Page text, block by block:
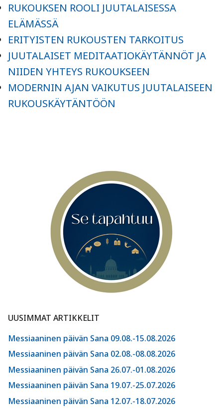
RUKOUKSEN ROOLI JUUTALAISESSA
ELÄMÄSSÄ
ERITYISTEN RUKOUSTEN TARKOITUS
JUUTALAISET MEDITAATIOKÄYTÄNNÖT JA
NIIDEN YHTEYS RUKOUKSEEN
MODERNIN AJAN VAIKUTUS JUUTALAISEEN
RUKOUSKÄYTÄNTÖÖN
UUSIMMAT ARTIKKELIT
Messiaaninen päivän Sana 09.08.-15.08.2026
Messiaaninen päivän Sana 02.08.-08.08.2026
Messiaaninen päivän Sana 26.07.-01.08.2026
Messiaaninen päivän Sana 19.07.-25.07.2026
Messiaaninen päivän Sana 12.07.-18.07.2026